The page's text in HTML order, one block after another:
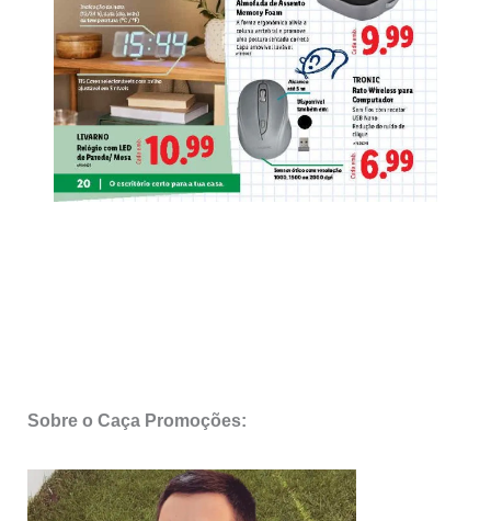
Sobre o Caça Promoções: